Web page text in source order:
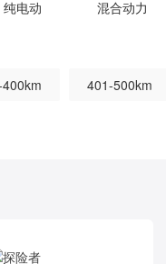
纯电动 混合动力
401-500km